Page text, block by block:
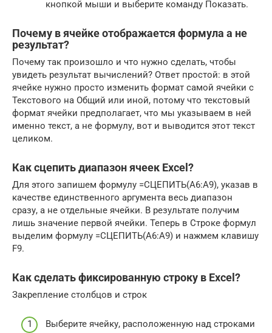
кнопкой мыши и выберите команду Показать.
Почему в ячейке отображается формула а не
результат?
Почему так произошло и что нужно сделать, чтобы
увидеть результат вычислений? Ответ простой: в этой
ячейке нужно просто изменить формат самой ячейки с
Текстового на Общий или иной, потому что текстовый
формат ячейки предполагает, что мы указываем в ней
именно текст, а не формулу, вот и выводится этот текст
целиком.
Как сцепить диапазон ячеек Excel?
Для этого запишем формулу =СЦЕПИТЬ(A6:A9), указав в
качестве единственного аргумента весь диапазон
сразу, а не отдельные ячейки. В результате получим
лишь значение первой ячейки. Теперь в Строке формул
выделим формулу =СЦЕПИТЬ(A6:A9) и нажмем клавишу
F9.
Как сделать фиксированную строку в Excel?
Закрепление столбцов и строк
Выберите ячейку, расположенную над строками